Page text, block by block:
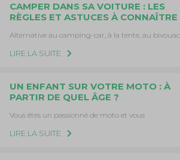
CAMPER DANS SA VOITURE : LES
RÈGLES ET ASTUCES À CONNAÎTRE
Alternative au camping-car, à la tente, au bivouac
LIRE LA SUITE
UN ENFANT SUR VOTRE MOTO : À
PARTIR DE QUEL ÂGE ?
Vous êtes un passionné de moto et vous
LIRE LA SUITE